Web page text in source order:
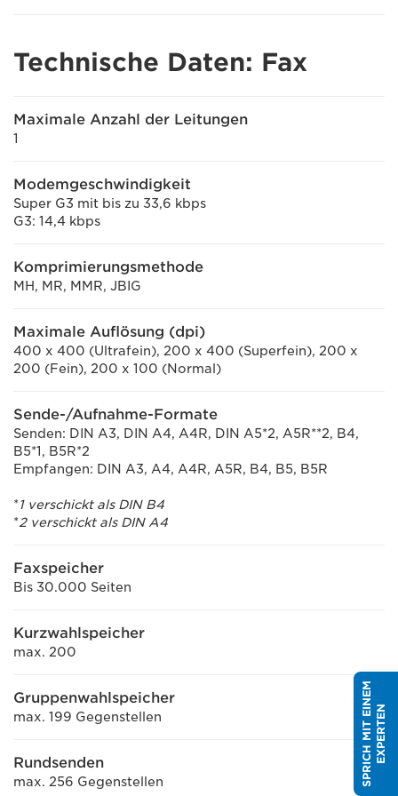
Technische Daten: Fax
Maximale Anzahl der Leitungen
1
Modemgeschwindigkeit
Super G3 mit bis zu 33,6 kbps
G3: 14,4 kbps
Komprimierungsmethode
MH, MR, MMR, JBIG
Maximale Auflösung (dpi)
400 x 400 (Ultrafein), 200 x 400 (Superfein), 200 x
200 (Fein), 200 x 100 (Normal)
Sende-/Aufnahme-Formate
Senden: DIN A3, DIN A4, A4R, DIN A5*2, A5R**2, B4,
B5*1, B5R*2
Empfangen: DIN A3, A4, A4R, A5R, B4, B5, B5R
*1 verschickt als DIN B4
*2 verschickt als DIN A4
Faxspeicher
Bis 30.000 Seiten
Kurzwahlspeicher
max. 200
Gruppenwahlspeicher
max. 199 Gegenstellen
Rundsenden
max. 256 Gegenstellen S
P
R
I
C
H
M
I
T
E
I
N
E
M
E
X
P
E
R
T
EN